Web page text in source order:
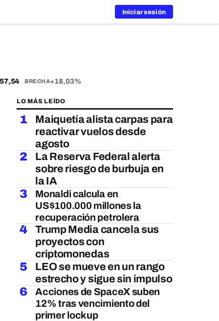
Iniciar sesión
BRECHA+18,03%
LO MÁS LEÍDO
1
Maiquetía alista carpas para
reactivar vuelos desde
agosto
2
La Reserva Federal alerta
sobre riesgo de burbuja en
la IA
3
Monaldi calcula en
US$100.000 millones la
recuperación petrolera
4
Trump Media cancela sus
proyectos con
criptomonedas
5
LEO se mueve en un rango
estrecho y sigue sin impulso
6
Acciones de SpaceX suben
12% tras vencimiento del
primer lockup